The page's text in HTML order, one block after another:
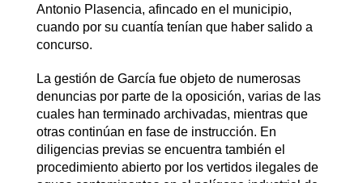
Antonio Plasencia, afincado en el municipio,
cuando por su cuantía tenían que haber salido a
concurso.
La gestión de García fue objeto de numerosas
denuncias por parte de la oposición, varias de las
cuales han terminado archivadas, mientras que
otras continúan en fase de instrucción. En
diligencias previas se encuentra también el
procedimiento abierto por los vertidos ilegales de